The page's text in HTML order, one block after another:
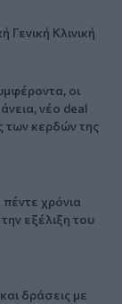
Γενική Κλινική
οι
νέο deal
των κερδών της
χρόνια
εξέλιξη του
δράσεις με